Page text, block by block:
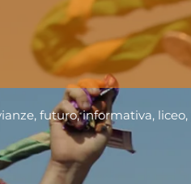
, futuro,informativa, liceo,